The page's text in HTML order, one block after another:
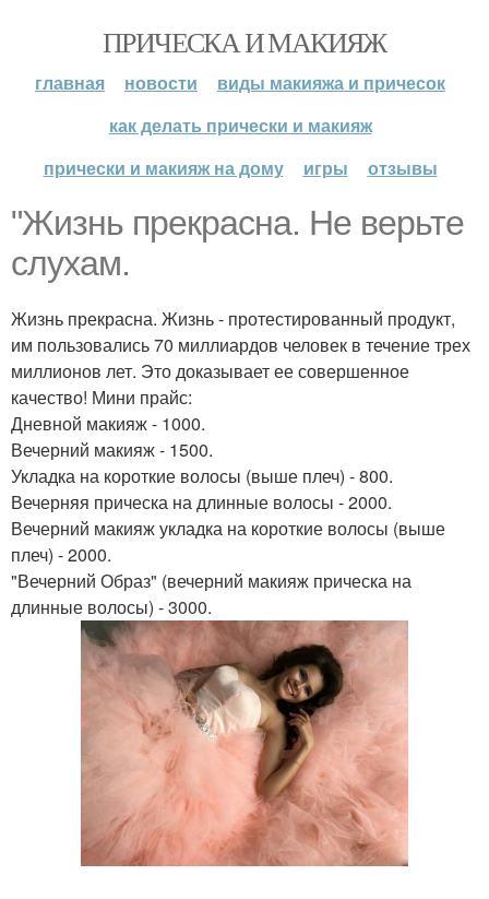
ПРИЧЕСКА И МАКИЯЖ
главная новости
виды макияжа и причесок
как делать прически и макияж
прически и макияж на дому
игры отзывы
"Жизнь прекрасна. Не верьте
слухам.
Жизнь прекрасна. Жизнь - протестированный продукт,
им пользовались 70 миллиардов человек в течение трех
миллионов лет. Это доказывает ее совершенное
качество! Мини прайс:
Дневной макияж - 1000.
Вечерний макияж - 1500.
Укладка на короткие волосы (выше плеч) - 800.
Вечерняя прическа на длинные волосы - 2000.
Вечерний макияж укладка на короткие волосы (выше
плеч) - 2000.
"Вечерний Образ" (вечерний макияж прическа на
длинные волосы) - 3000.